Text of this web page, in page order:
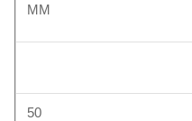
MM
50